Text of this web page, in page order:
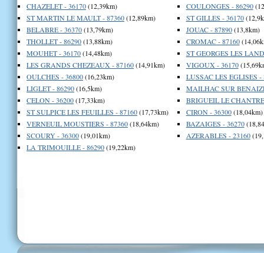
CHAZELET - 36170(12,39km)
ST MARTIN LE MAULT - 87360(12,89km)
BELABRE - 36370(13,79km)
THOLLET - 86290(13,88km)
MOUHET - 36170(14,48km)
LES GRANDS CHEZEAUX - 87160(14,91km)
OULCHES - 36800(16,23km)
LIGLET - 86290(16,5km)
CELON - 36200(17,33km)
ST SULPICE LES FEUILLES - 87160(17,73km)
VERNEUIL MOUSTIERS - 87360(18,64km)
SCOURY - 36300(19,01km)
LA TRIMOUILLE - 86290(19,22km)
COULONGES - 86290
ST GILLES - 36170
JOUAC - 87890(13,8km)
CROMAC - 87160
ST GEORGES LES
VIGOUX - 36170
LUSSAC LES EGLISES -
MAILHAC SUR
BRIGUEIL LE
CIRON - 36300(18,04km)
BAZAIGES - 36270
AZERABLES - 23160